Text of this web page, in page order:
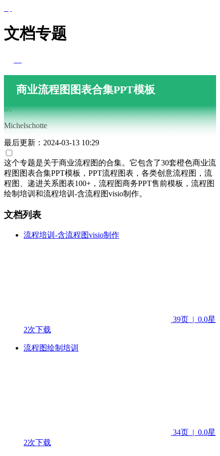
文档专题
商业流程图图表合集PPT模板
Michelschotte
最后更新：2024-03-13 10:29
这个专题是关于商业流程图的合集。它包含了30套橙色商业流
程图图表合集PPT模板，PPT流程图表，各类创意流程图，流
程图、递进关系图表100+，流程图商务PPT售前模板，流程图
绘制培训和流程培训-含流程图visio制作。
文档列表
流程培训-含流程图visio制作
39页 | 0.0星
2次下载
流程图绘制培训
34页 | 0.0星
2次下载